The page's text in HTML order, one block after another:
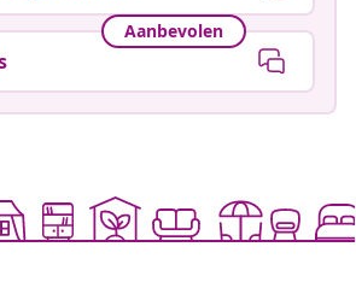
Aanbevolen